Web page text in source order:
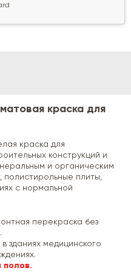
краска для
краска для
конструкций и
и органическим
полистирольные плиты,
с нормальной
перекраска без
зданиях медицинского
полов.